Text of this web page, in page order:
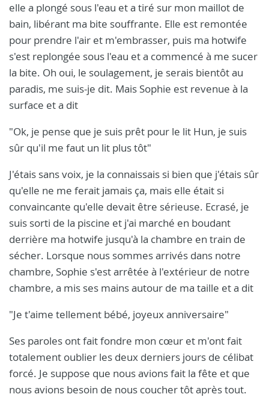
elle a plongé sous l'eau et a tiré sur mon maillot de
bain, libérant ma bite souffrante. Elle est remontée
pour prendre l'air et m'embrasser, puis ma hotwife
s'est replongée sous l'eau et a commencé à me sucer
la bite. Oh oui, le soulagement, je serais bientôt au
paradis, me suis-je dit. Mais Sophie est revenue à la
surface et a dit
"Ok, je pense que je suis prêt pour le lit Hun, je suis
sûr qu'il me faut un lit plus tôt"
J'étais sans voix, je la connaissais si bien que j'étais sûr
qu'elle ne me ferait jamais ça, mais elle était si
convaincante qu'elle devait être sérieuse. Ecrasé, je
suis sorti de la piscine et j'ai marché en boudant
derrière ma hotwife jusqu'à la chambre en train de
sécher. Lorsque nous sommes arrivés dans notre
chambre, Sophie s'est arrêtée à l'extérieur de notre
chambre, a mis ses mains autour de ma taille et a dit
"Je t'aime tellement bébé, joyeux anniversaire"
Ses paroles ont fait fondre mon cœur et m'ont fait
totalement oublier les deux derniers jours de célibat
forcé. Je suppose que nous avions fait la fête et que
nous avions besoin de nous coucher tôt après tout.